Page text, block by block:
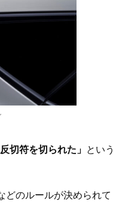
切符を切られた」 という
どのルールが決められて